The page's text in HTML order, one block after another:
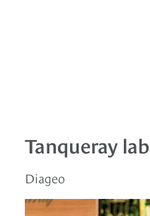
Tanqueray lab
Diageo